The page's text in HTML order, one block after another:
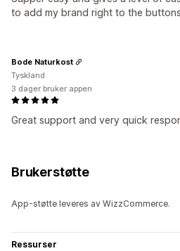
to add my brand right to the
Great support and very quick
Bode Naturkost
Tyskland
3 dager bruker appen
Brukerstøtte
App-støtte leveres av WizzCommerce.
Ressurser